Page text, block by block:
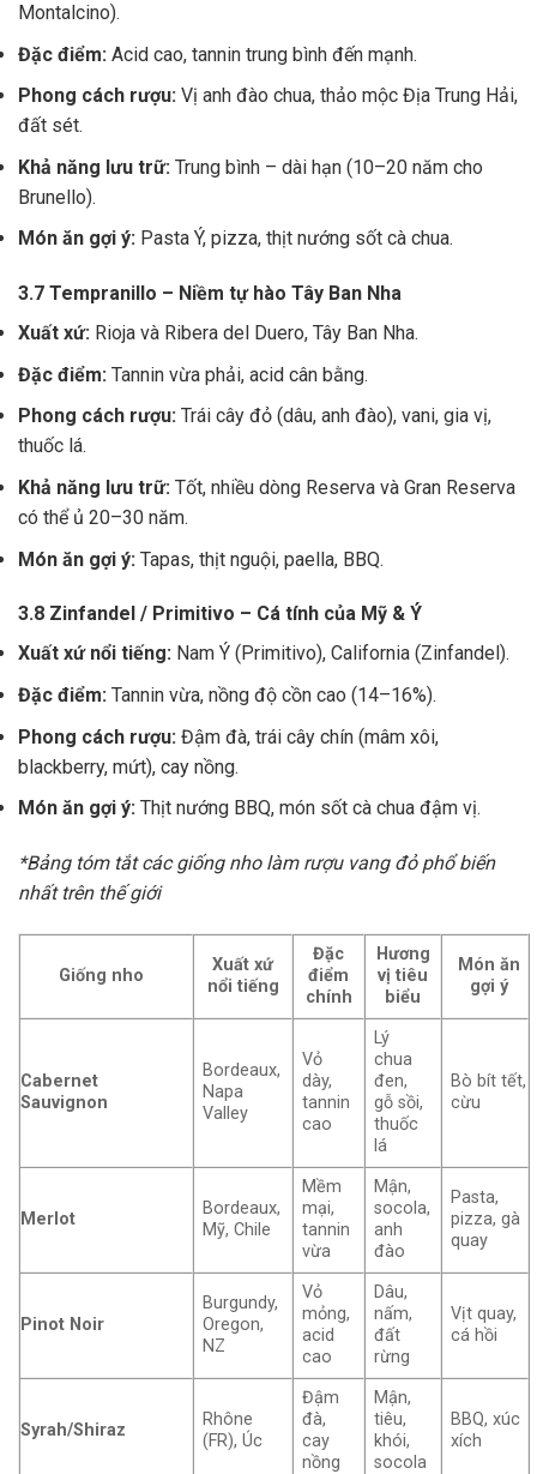
Montalcino).
Đặc điểm: Acid cao, tannin trung bình đến mạnh.
Phong cách rượu: Vị anh đào chua, thảo mộc Địa Trung Hải,
đất sét.
Khả năng lưu trữ: Trung bình – dài hạn (10–20 năm cho
Brunello).
Món ăn gợi ý: Pasta Ý, pizza, thịt nướng sốt cà chua.
3.7 Tempranillo – Niềm tự hào Tây Ban Nha
Xuất xứ: Rioja và Ribera del Duero, Tây Ban Nha.
Đặc điểm: Tannin vừa phải, acid cân bằng.
Phong cách rượu: Trái cây đỏ (dâu, anh đào), vani, gia vị,
thuốc lá.
Khả năng lưu trữ: Tốt, nhiều dòng Reserva và Gran Reserva
có thể ủ 20–30 năm.
Món ăn gợi ý: Tapas, thịt nguội, paella, BBQ.
3.8 Zinfandel / Primitivo – Cá tính của Mỹ & Ý
Xuất xứ nổi tiếng: Nam Ý (Primitivo), California (Zinfandel).
Đặc điểm: Tannin vừa, nồng độ cồn cao (14–16%).
Phong cách rượu: Đậm đà, trái cây chín (mâm xôi,
blackberry, mứt), cay nồng.
Món ăn gợi ý: Thịt nướng BBQ, món sốt cà chua đậm vị.
*Bảng tóm tắt các giống nho làm rượu vang đỏ phổ biến
nhất trên thế giới
Giống nho
Xuất xứ
nổi tiếng
Đặc
điểm
chính
Hương
vị tiêu
biểu
Món ăn
gợi ý
Cabernet
Sauvignon
Bordeaux,
Napa
Valley
Vỏ
dày,
tannin
cao
Lý
chua
đen,
gỗ sồi,
thuốc
lá
Bò bít tết,
cừu
Merlot
Bordeaux,
Mỹ, Chile
Mềm
mại,
tannin
vừa
Mận,
socola,
anh
đào
Pasta,
pizza, gà
quay
Pinot Noir
Burgundy,
Oregon,
NZ
Vỏ
mỏng,
acid
cao
Dâu,
nấm,
đất
rừng
Vịt quay,
cá hồi
Syrah/Shiraz
Rhône
(FR), Úc
Đậm
đà,
cay
nồng
Mận,
tiêu,
khói,
socola
BBQ, xúc
xích